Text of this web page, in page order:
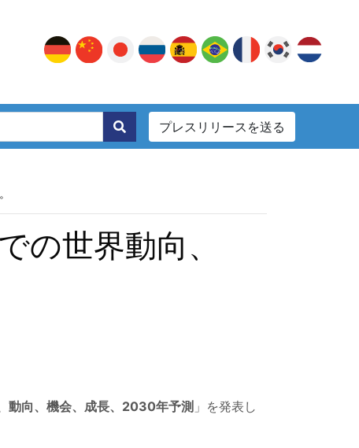
プレスリリースを送る
世界動向、
動向、機会、成長、2030年予測 」を発表し